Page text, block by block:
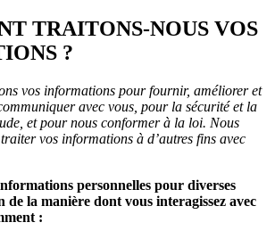
TRAITONS-NOUS VOS
?
vos informations pour fournir, améliorer et
avec vous, pour la sécurité et la
et pour nous conformer à la loi. Nous
vos informations à d’autres fins avec
personnelles pour diverses
de la manière dont vous interagissez avec
: